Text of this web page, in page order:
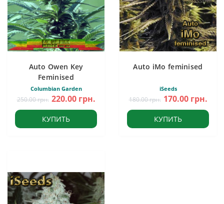
Auto Owen Key
Feminised
Columbian Garden
250.00 грн. 220.00 грн.
КУПИТЬ
Auto iMo feminised
iSeeds
180.00 грн. 170.00 грн.
КУПИТЬ